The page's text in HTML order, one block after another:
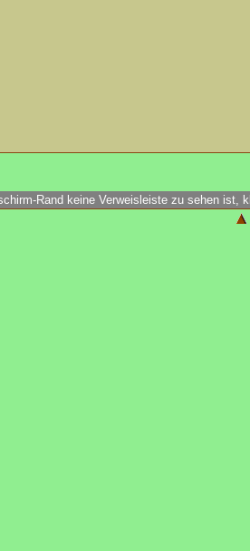
Rand keine Verweisleiste zu sehen ist,